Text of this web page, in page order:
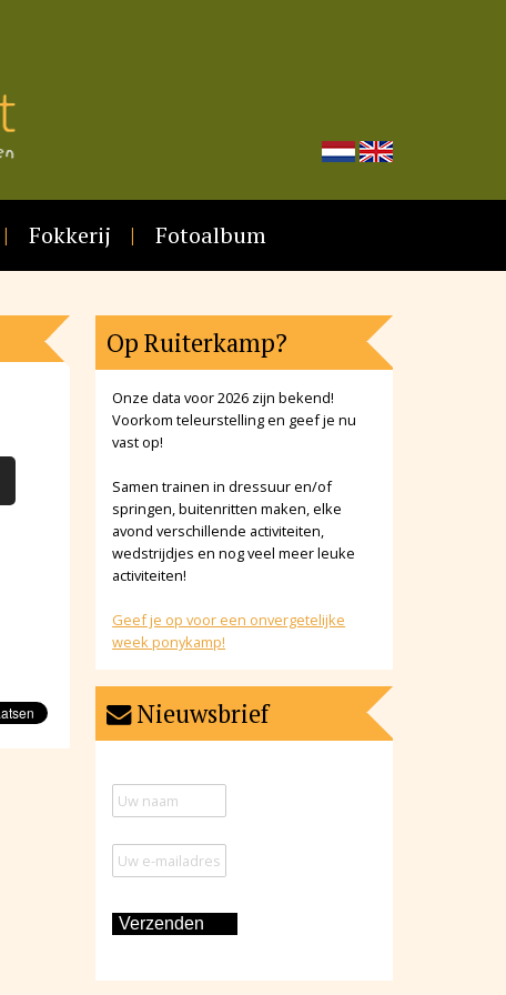
Fokkerij Fotoalbum
Op Ruiterkamp?
Onze data voor 2026 zijn bekend!
Voorkom teleurstelling en geef je nu
vast op!
Samen trainen in dressuur en/of
springen, buitenritten maken, elke
avond verschillende activiteiten,
wedstrijdjes en nog veel meer leuke
activiteiten!
Geef je op voor een onvergetelijke
week ponykamp!
Nieuwsbrief